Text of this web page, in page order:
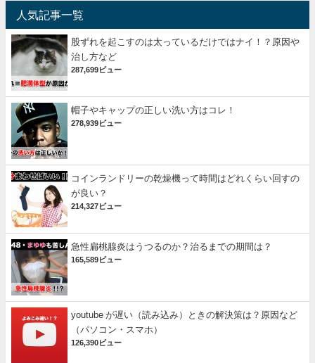
人気記事一覧
股ずれを起こすのは太っているだけではナイ！？原因や
治し方など
287,699ビュー
帽子やキャップの正しい洗い方はコレ！
278,939ビュー
コインランドリーの乾燥機って時間はどれくらい回すの
が良い？
214,327ビュー
急性扁桃腺炎はうつるのか？治るまでの期間は？
165,589ビュー
youtube が遅い（読み込み）ときの解決策は？原因など
（パソコン・スマホ）
126,390ビュー